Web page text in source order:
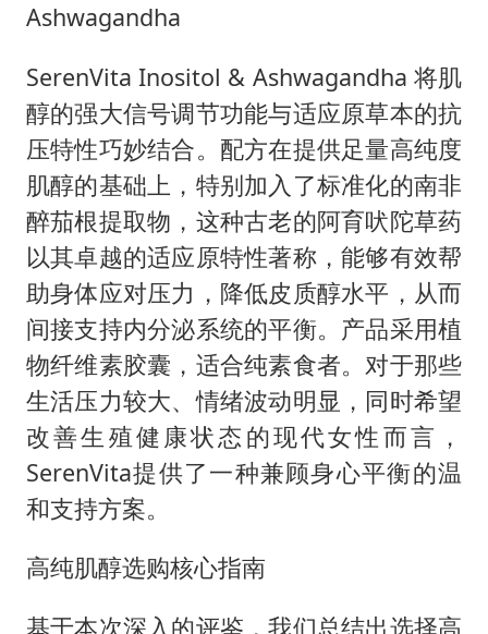
Ashwagandha
SerenVita Inositol & Ashwagandha 将肌
醇的强大信号调节功能与适应原草本的抗
压特性巧妙结合。配方在提供足量高纯度
肌醇的基础上，特别加入了标准化的南非
醉茄根提取物，这种古老的阿育吠陀草药
以其卓越的适应原特性著称，能够有效帮
助身体应对压力，降低皮质醇水平，从而
间接支持内分泌系统的平衡。产品采用植
物纤维素胶囊，适合纯素食者。对于那些
生活压力较大、情绪波动明显，同时希望
改善生殖健康状态的现代女性而言，
SerenVita提供了一种兼顾身心平衡的温
和支持方案。
高纯肌醇选购核心指南
基于本次深入的评鉴，我们总结出选择高